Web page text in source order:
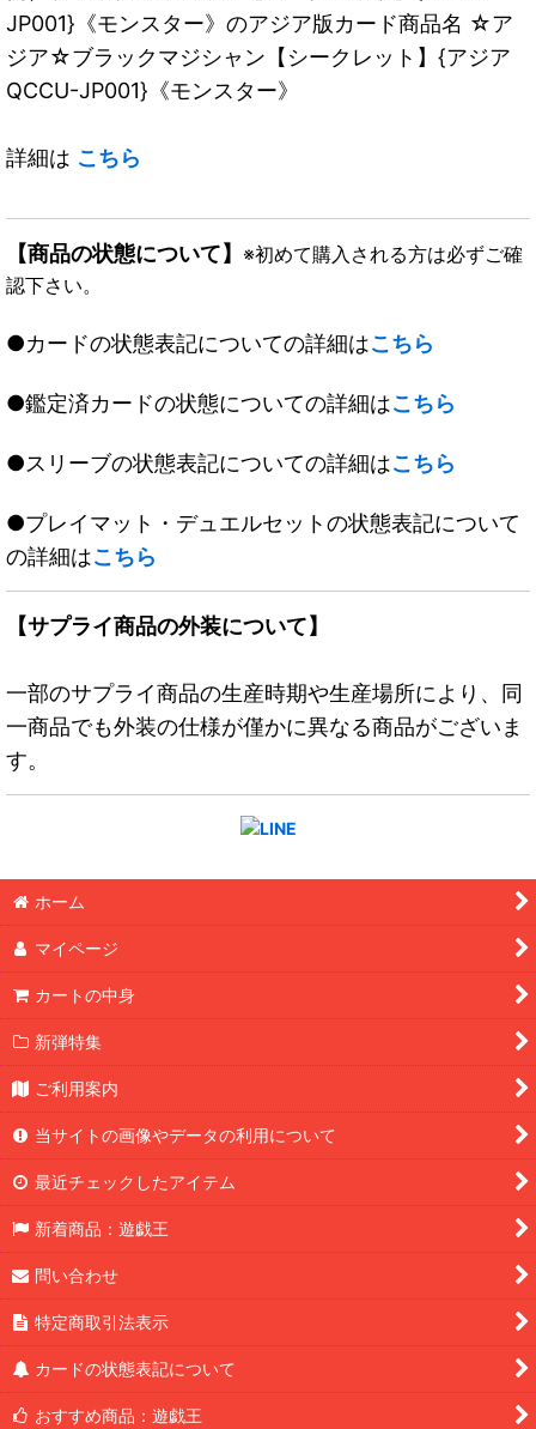
JP001}《モンスター》のアジア版カード商品名 ☆ア
ジア☆ブラックマジシャン【シークレット】{アジア
QCCU-JP001}《モンスター》
詳細は こちら
【商品の状態について】 ※初めて購入される方は必ずご確
認下さい。
●カードの状態表記についての詳細はこちら
●鑑定済カードの状態についての詳細はこちら
●スリーブの状態表記についての詳細はこちら
●プレイマット・デュエルセットの状態表記について
の詳細はこちら
【サプライ商品の外装について】
一部のサプライ商品の生産時期や生産場所により、同
一商品でも外装の仕様が僅かに異なる商品がございま
す。
ホーム
マイページ
カートの中身
新弾特集
ご利用案内
当サイトの画像やデータの利用について
最近チェックしたアイテム
新着商品：遊戯王
問い合わせ
特定商取引法表示
カードの状態表記について
おすすめ商品：遊戯王